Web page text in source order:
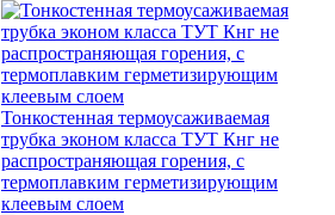
Тонкостенная термоусаживаемая
трубка эконом класса ТУТ Кнг не
распространяющая горения, с
термоплавким герметизирующим
клеевым слоем